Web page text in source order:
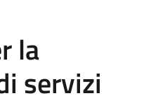
la
servizi